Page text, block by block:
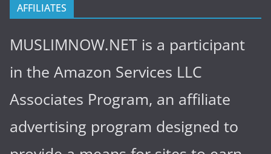
AFFILIATES
MUSLIMNOW.NET is a participant
in the Amazon Services LLC
Associates Program, an affiliate
advertising program designed to